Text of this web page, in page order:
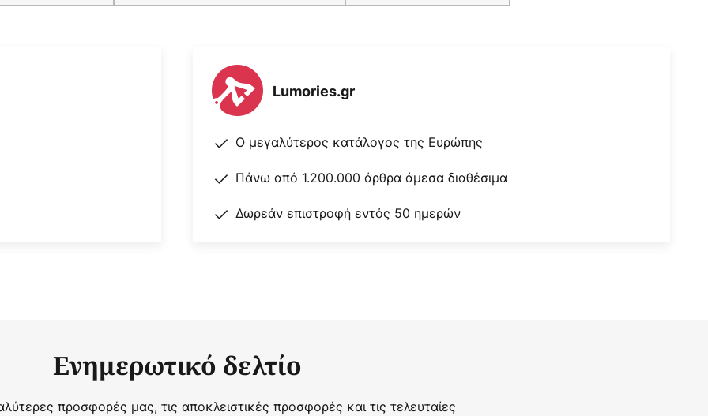
Lumories.gr
Ο μεγαλύτερος κατάλογος της Ευρώπης
Πάνω από 1.200.000 άρθρα άμεσα διαθέσιμα
Δωρεάν επιστροφή εντός 50 ημερών
Ενημερωτικό δελτίο
προσφορές μας, τις αποκλειστικές προσφορές και τις τελευταίες